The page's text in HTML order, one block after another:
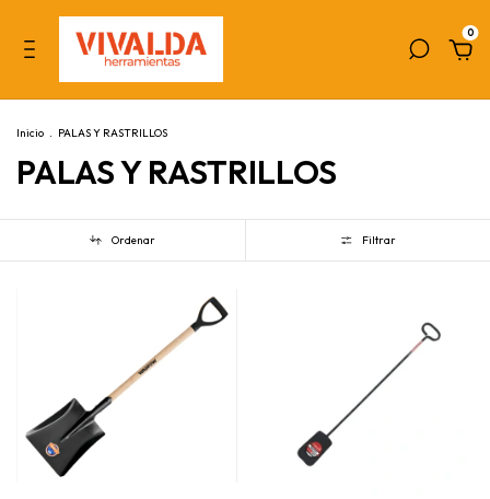
0
Inicio . PALAS Y RASTRILLOS
PALAS Y RASTRILLOS
Ordenar Filtrar